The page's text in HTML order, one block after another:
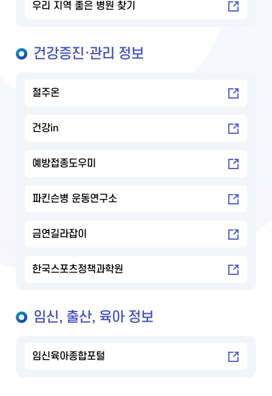
우리 지역 좋은 병원 찾기
건강증진·관리 정보
절주온
건강in
예방접종도우미
파킨슨병 운동연구소
금연길라잡이
한국스포츠정책과학원
임신, 출산, 육아 정보
임신육아종합포털